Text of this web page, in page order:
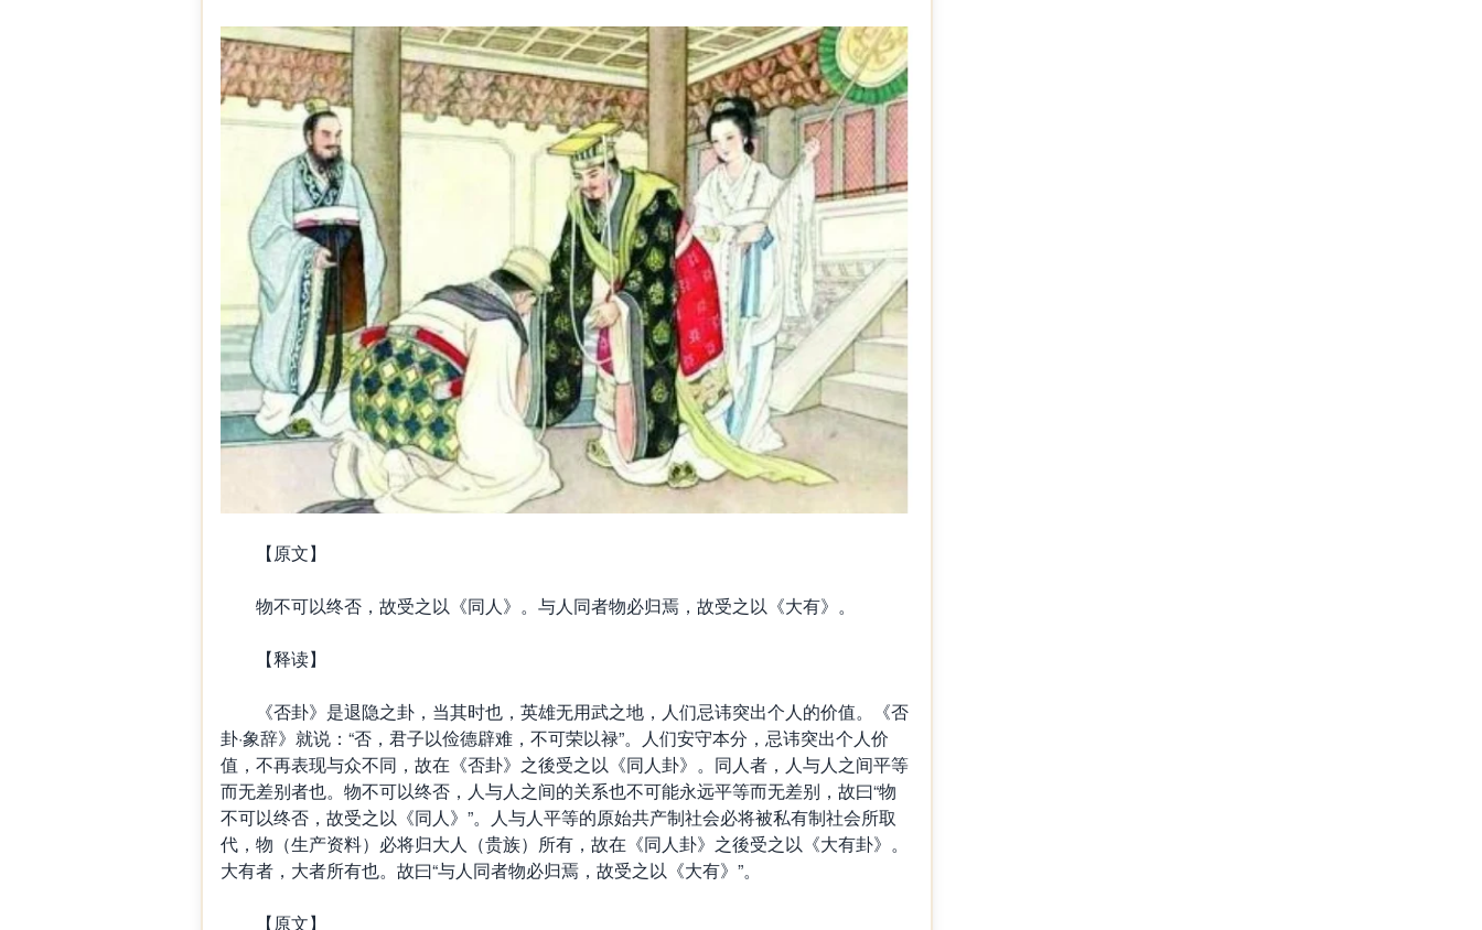
【原文】
物不可以终否，故受之以《同人》。与人同者物必归焉，故受之以《大有》。
【释读】
《否卦》是退隐之卦，当其时也，英雄无用武之地，人们忌讳突出个人的价值。《否
卦·象辞》就说：“否，君子以俭德辟难，不可荣以禄”。人们安守本分，忌讳突出个人价
值，不再表现与众不同，故在《否卦》之後受之以《同人卦》。同人者，人与人之间平等
而无差别者也。物不可以终否，人与人之间的关系也不可能永远平等而无差别，故曰“物
不可以终否，故受之以《同人》”。人与人平等的原始共产制社会必将被私有制社会所取
代，物（生产资料）必将归大人（贵族）所有，故在《同人卦》之後受之以《大有卦》。
大有者，大者所有也。故曰“与人同者物必归焉，故受之以《大有》”。
【原文】